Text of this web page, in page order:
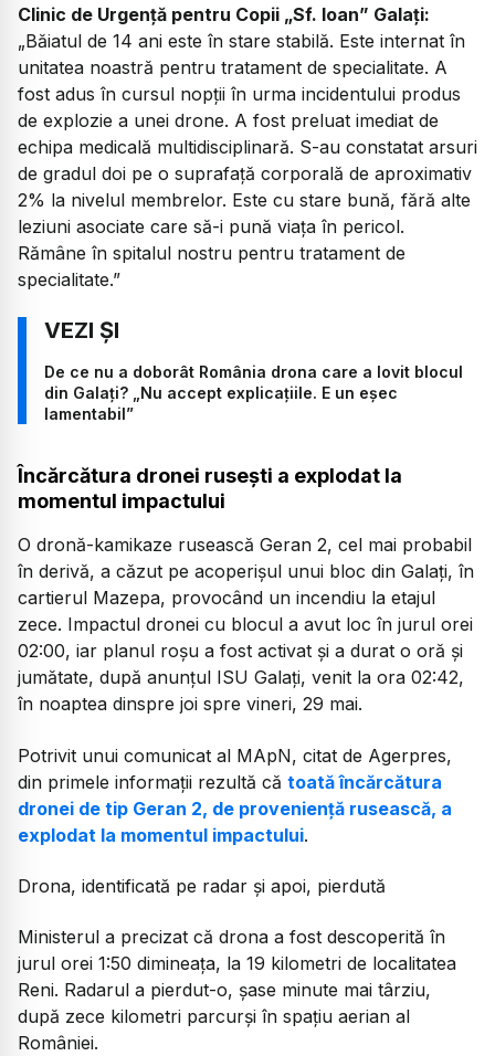
Clinic de Urgență pentru Copii „Sf. Ioan” Galați:
„Băiatul de 14 ani este în stare stabilă. Este internat în
unitatea noastră pentru tratament de specialitate. A
fost adus în cursul nopții în urma incidentului produs
de explozie a unei drone. A fost preluat imediat de
echipa medicală multidisciplinară. S-au constatat arsuri
de gradul doi pe o suprafață corporală de aproximativ
2% la nivelul membrelor. Este cu stare bună, fără alte
leziuni asociate care să-i pună viața în pericol.
Rămâne în spitalul nostru pentru tratament de
specialitate.”
De ce nu a doborât România drona care a lovit blocul
din Galați? „Nu accept explicațiile. E un eșec
lamentabil”
Încărcătura dronei rusești a explodat la
momentul impactului
O dronă-kamikaze rusească Geran 2, cel mai probabil
în derivă, a căzut pe acoperișul unui bloc din Galați, în
cartierul Mazepa, provocând un incendiu la etajul
zece. Impactul dronei cu blocul a avut loc în jurul orei
02:00, iar planul roșu a fost activat și a durat o oră și
jumătate, după anunțul ISU Galați, venit la ora 02:42,
în noaptea dinspre joi spre vineri, 29 mai.
Potrivit unui comunicat al MApN, citat de Agerpres,
din primele informații rezultă că toată încărcătura
dronei de tip Geran 2, de proveniență rusească, a
explodat la momentul impactului.
Drona, identificată pe radar și apoi, pierdută
Ministerul a precizat că drona a fost descoperită în
jurul orei 1:50 dimineața, la 19 kilometri de localitatea
Reni. Radarul a pierdut-o, șase minute mai târziu,
după zece kilometri parcurși în spațiu aerian al
României.